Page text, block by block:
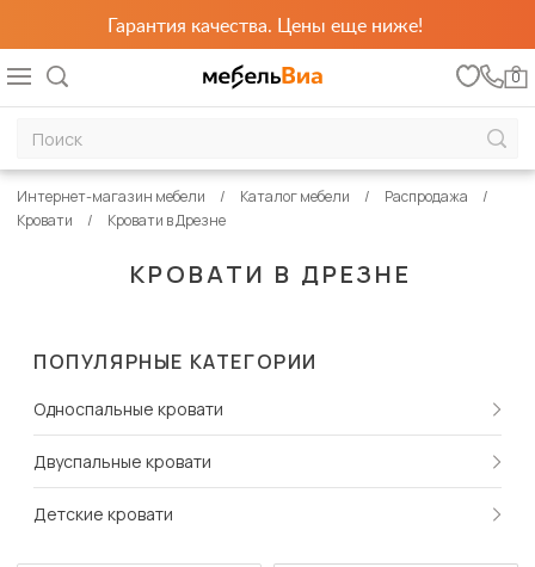
Гарантия качества. Цены еще ниже!
0
КРОВАТИ В ДРЕЗНЕ
Интернет-магазин мебели Каталог мебели
Распродажа
Кровати
Кровати в Дрезне
ПОПУЛЯРНЫЕ КАТЕГОРИИ
Односпальные кровати
Двуспальные кровати
Детские кровати